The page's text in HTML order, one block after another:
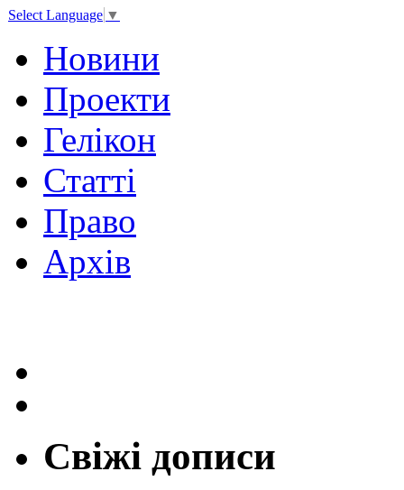
Select Language ▼
Новини
Проекти
Гелікон
Статті
Право
Архів
Свіжі дописи